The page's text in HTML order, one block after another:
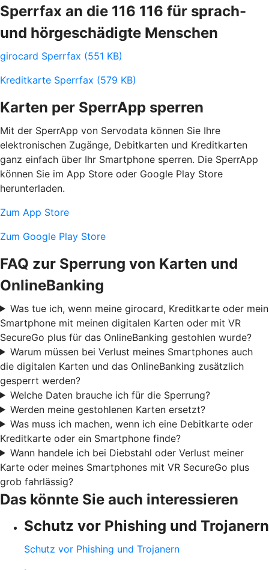
Sperrfax an die 116 116 für sprach-
und hörgeschädigte Menschen
girocard Sperrfax (551 KB)
Kreditkarte Sperrfax (579 KB)
Karten per SperrApp sperren
Mit der SperrApp von Servodata können Sie Ihre
elektronischen Zugänge, Debitkarten und Kreditkarten
ganz einfach über Ihr Smartphone sperren. Die SperrApp
können Sie im App Store oder Google Play Store
herunterladen.
Zum App Store
Zum Google Play Store
FAQ zur Sperrung von Karten und
OnlineBanking
Was tue ich, wenn meine girocard, Kreditkarte oder mein
Smartphone mit meinen digitalen Karten oder mit VR
SecureGo plus für das OnlineBanking gestohlen wurde?
Warum müssen bei Verlust meines Smartphones auch
die digitalen Karten und das OnlineBanking zusätzlich
gesperrt werden?
Welche Daten brauche ich für die Sperrung?
Werden meine gestohlenen Karten ersetzt?
Was muss ich machen, wenn ich eine Debitkarte oder
Kreditkarte oder ein Smartphone finde?
Wann handele ich bei Diebstahl oder Verlust meiner
Karte oder meines Smartphones mit VR SecureGo plus
grob fahrlässig?
Das könnte Sie auch interessieren
Schutz vor Phishing und Trojanern
Schutz vor Phishing und Trojanern